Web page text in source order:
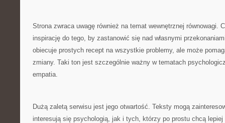
Strona zwraca uwagę również na temat wewnętrznej równowagi.
inspirację do tego, by zastanowić się nad własnymi
obiecuje prostych recept na wszystkie problemy, ale może
zmiany. Taki ton jest szczególnie ważny w tematach
empatia.
Dużą zaletą serwisu jest jego otwartość. Teksty mogą
interesują się psychologią, jak i tych, którzy po prostu chcą